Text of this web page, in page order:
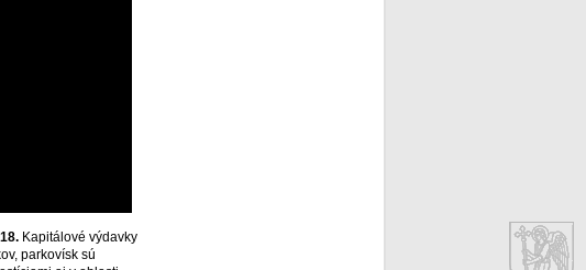
Kapitálové výdavky
parkovísk sú